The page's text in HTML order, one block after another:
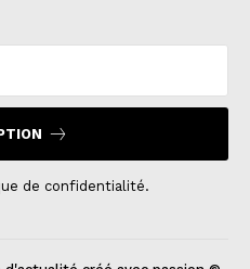
de confidentialité.